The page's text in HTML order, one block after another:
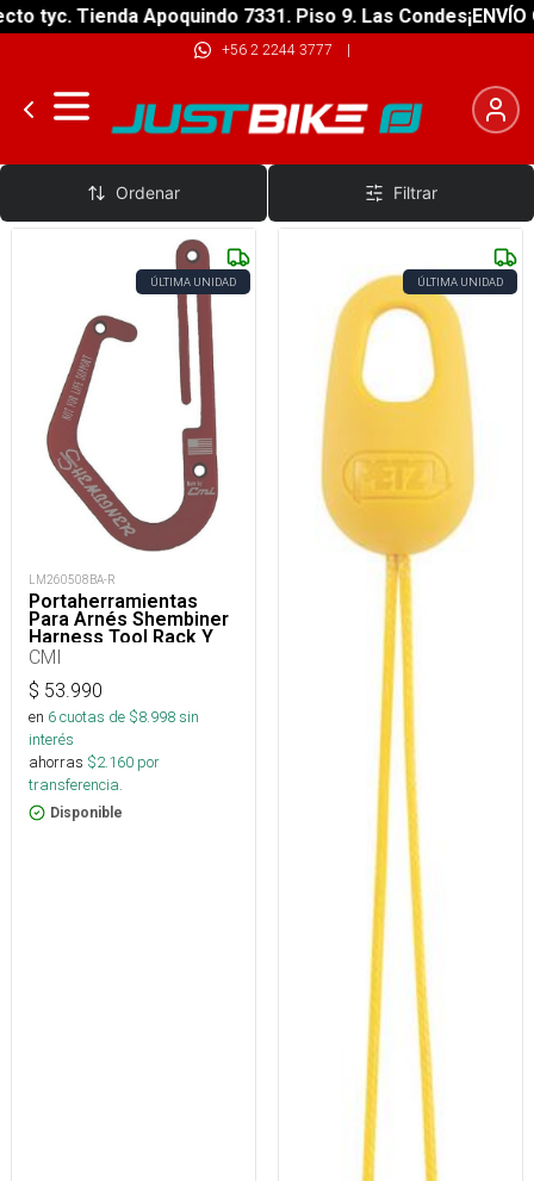
tyc. Tienda Apoquindo 7331. Piso 9. Las Condes¡ENVÍO
+56 2 2244 3777 |
Accesorios
Ordenar Filtrar
ÚLTIMA UNIDAD
LM260508BA-R
Portaherramientas
Para Arnés Shembiner
Harness Tool Rack Y
Arborismo
CMI
$ 53.990
en 6cuotas de $8.998sin
interés
ahorras $2.160 por
transferencia.
Disponible
ÚLTIMA UNIDAD